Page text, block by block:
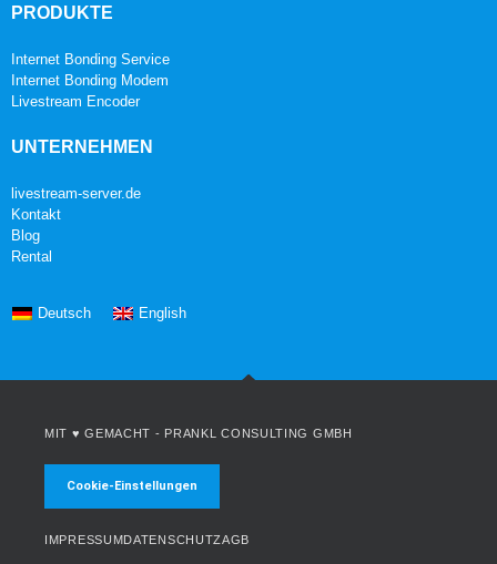
PRODUKTE
Internet Bonding Service
Internet Bonding Modem
Livestream Encoder
UNTERNEHMEN
livestream-server.de
Kontakt
Blog
Rental
Deutsch English
MIT ♥ GEMACHT - PRANKL CONSULTING GMBH
Cookie-Einstellungen
IMPRESSUMDATENSCHUTZAGB